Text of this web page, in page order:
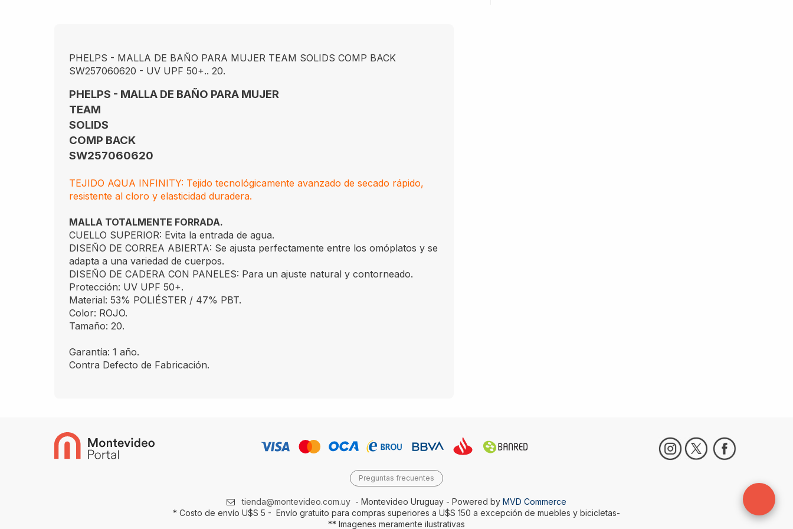
PHELPS - MALLA DE BAÑO PARA MUJER TEAM SOLIDS COMP BACK
SW257060620 - UV UPF 50+.. 20.
PHELPS - MALLA DE BAÑO PARA MUJER
TEAM
SOLIDS
COMP BACK
SW257060620
TEJIDO AQUA INFINITY: Tejido tecnológicamente avanzado de secado rápido,
resistente al cloro y elasticidad duradera.
MALLA TOTALMENTE FORRADA.
CUELLO SUPERIOR: Evita la entrada de agua.
DISEÑO DE CORREA ABIERTA: Se ajusta perfectamente entre los omóplatos y se
adapta a una variedad de cuerpos.
DISEÑO DE CADERA CON PANELES: Para un ajuste natural y contorneado.
Protección: UV UPF 50+.
Material: 53% POLIÉSTER / 47% PBT.
Color: ROJO.
Tamaño: 20.
Garantía: 1 año.
Contra Defecto de Fabricación.
Preguntas frecuentes
tienda@montevideo.com.uy - Montevideo Uruguay - Powered by MVD Commerce
* Costo de envío U$S 5 - Envío gratuito para compras superiores a U$S 150 a excepción de muebles y bicicletas-
** Imagenes meramente ilustrativas